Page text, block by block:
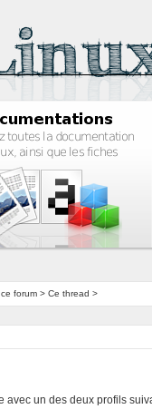
forum> Ce thread >
avec un des deux profils